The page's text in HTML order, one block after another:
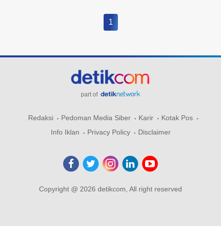
1
part of
Redaksi Pedoman Media Siber Karir
Kotak Pos
Info Iklan
Privacy Policy Disclaimer
Copyright @ 2026 detikcom, All right reserved